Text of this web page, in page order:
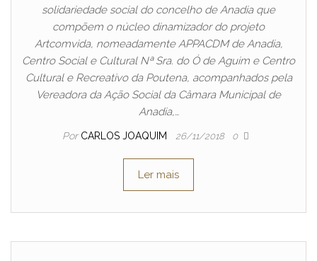
solidariedade social do concelho de Anadia que
compõem o núcleo dinamizador do projeto
Artcomvida, nomeadamente APPACDM de Anadia,
Centro Social e Cultural Nª Sra. do Ó de Aguim e Centro
Cultural e Recreativo da Poutena, acompanhados pela
Vereadora da Ação Social da Câmara Municipal de
Anadia,…
Por CARLOS JOAQUIM 26/11/2018 0
Ler mais